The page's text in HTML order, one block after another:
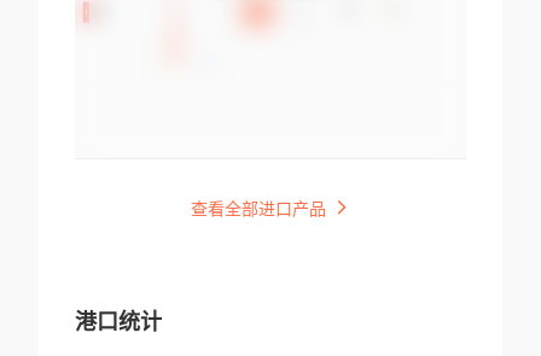
查看全部进口产品
港口统计